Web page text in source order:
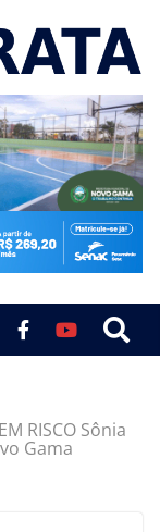
RISCO Sônia
Gama